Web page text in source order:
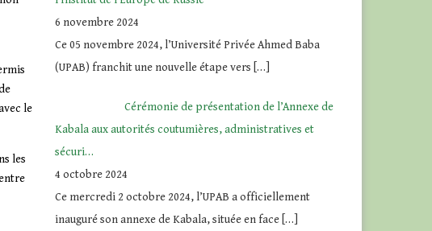
le
les
6 novembre 2024
Ce 05 novembre 2024, l’Université Privée Ahmed Baba
(UPAB) franchit une nouvelle étape vers […]
Cérémonie de présentation de l’Annexe de
Kabala aux autorités coutumières, administratives et
sécuri…
4 octobre 2024
Ce mercredi 2 octobre 2024, l’UPAB a officiellement
inauguré son annexe de Kabala, située en face […]